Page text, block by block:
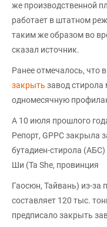
же производственной
работает в штатном
таким же образом во
сказал источник.
Ранее отмечалось, что
закрыть завод
одномесячную
А 10 июля прошлого
Репорт, GPPC закрыла
бутадиен-стирола
Ши (Ta She, провинция
Гаосюн, Тайвань) из-
составляет 120 тыс.
предписало закрыть